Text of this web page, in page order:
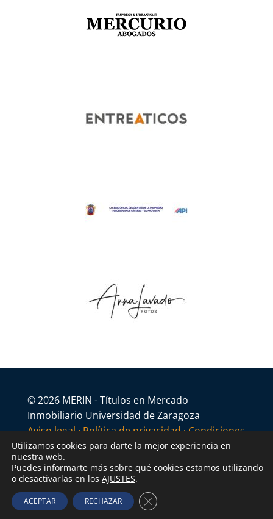
© 2026 MERIN - Títulos en Mercado
Inmobiliario Universidad de Zaragoza
Aviso legal·Política de privacidad·Condiciones
generales
Utilizamos cookies para darte la mejor experiencia en
nuestra web.
Puedes informarte más sobre qué cookies estamos utilizando
o desactivarlas en los AJUSTES.
ACEPTAR RECHAZAR Cerrar el banner de cookies